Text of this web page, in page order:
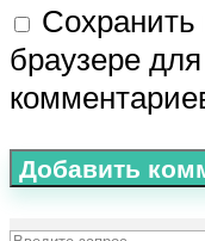
браузере